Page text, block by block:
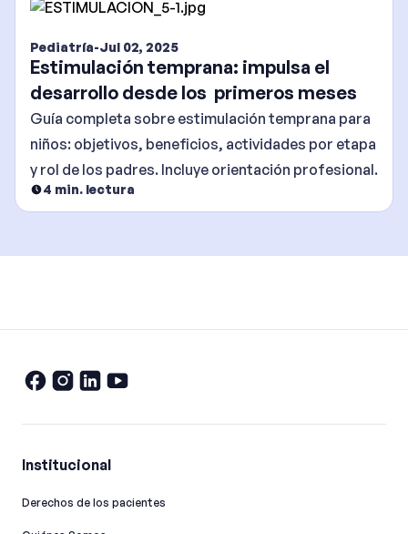
Pediatría-Jul 02, 2025
Estimulación temprana: impulsa el
desarrollo desde los primeros meses
Guía completa sobre estimulación temprana para
niños: objetivos, beneficios, actividades por etapa
y rol de los padres. Incluye orientación profesional.
4 min. lectura
Institucional
Derechos de los pacientes